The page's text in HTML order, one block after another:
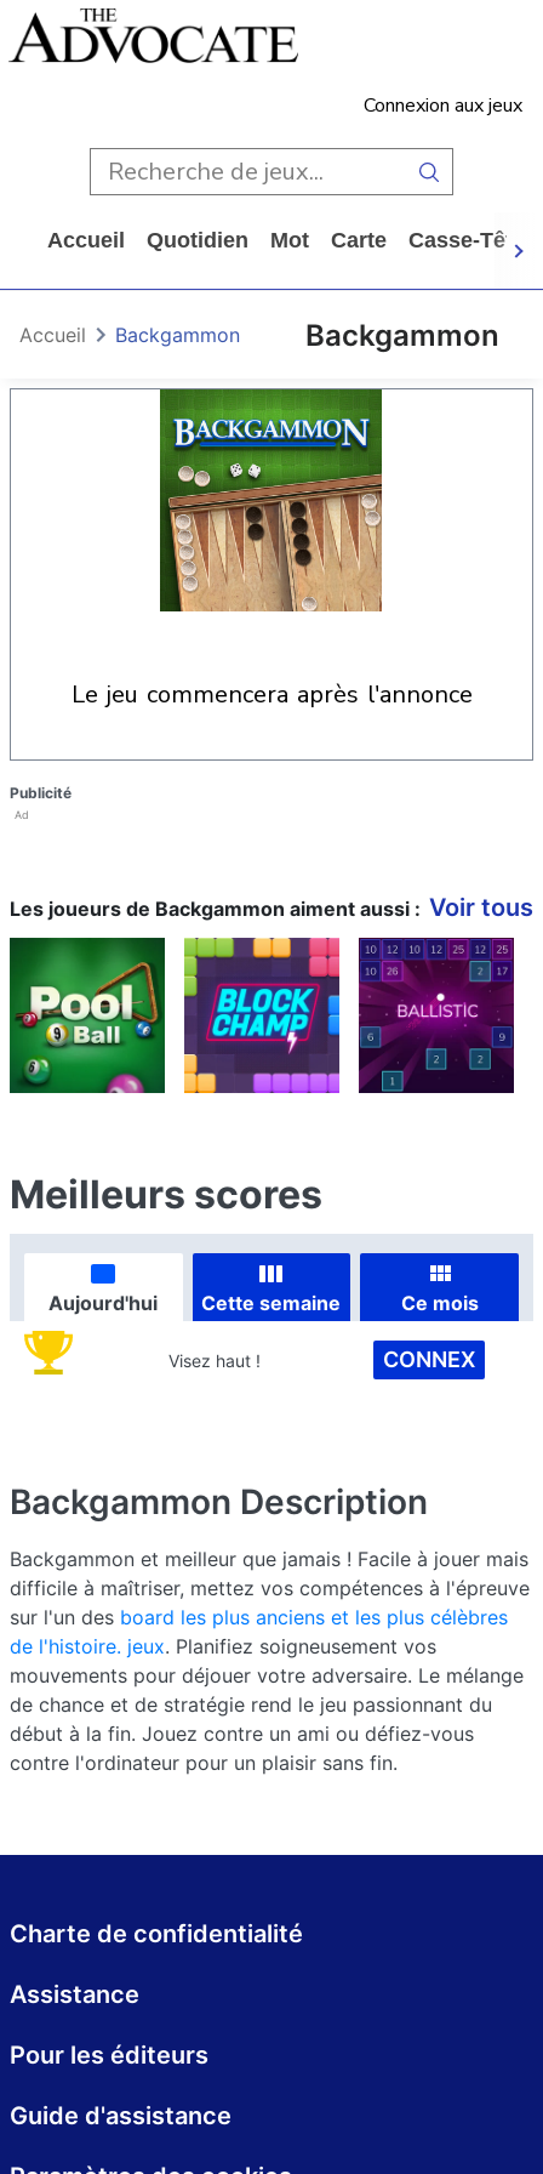
Connexion aux jeux
Accueil Quotidien Mot Carte Casse-Tête
Backgammon
Accueil Backgammon
le jeu commencera après l'annonce
Publicité
Ad
Les joueurs de Backgammon aiment aussi : Voir tous
Meilleurs scores
Aujourd'hui Cette semaine Ce mois
Visez haut ! CONNEX
Backgammon Description
Backgammon et meilleur que jamais ! Facile à jouer mais
difficile à maîtriser, mettez vos compétences à l'épreuve
sur l'un des board les plus anciens et les plus célèbres
de l'histoire. jeux. Planifiez soigneusement vos
mouvements pour déjouer votre adversaire. Le mélange
de chance et de stratégie rend le jeu passionnant du
début à la fin. Jouez contre un ami ou défiez-vous
contre l'ordinateur pour un plaisir sans fin.
Charte de confidentialité
Assistance
Pour les éditeurs
Guide d'assistance